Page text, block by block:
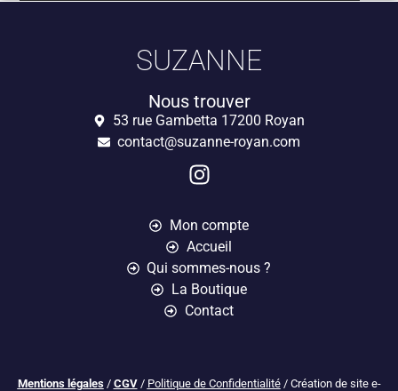
SUZANNE
Nous trouver
53 rue Gambetta 17200 Royan
contact@suzanne-royan.com
Mon compte
Accueil
Qui sommes-nous ?
La Boutique
Contact
Mentions légales/ CGV/ Politique de Confidentialité/ Création de site e-